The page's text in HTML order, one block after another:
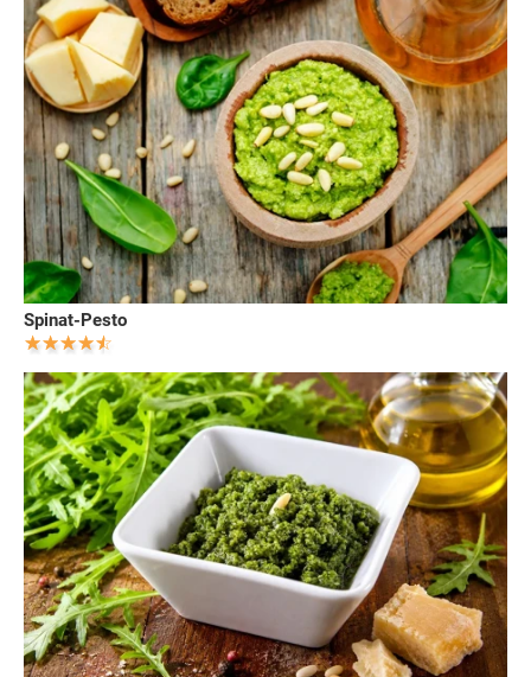
Spinat-Pesto